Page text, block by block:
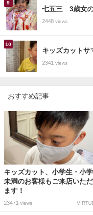
七五三 3歳女
2448 views
キッズカットサ
2341 views
おすすめ記事
キッズカット、小学生・小
未満のお客様もご来店いた
ます！
23471 views